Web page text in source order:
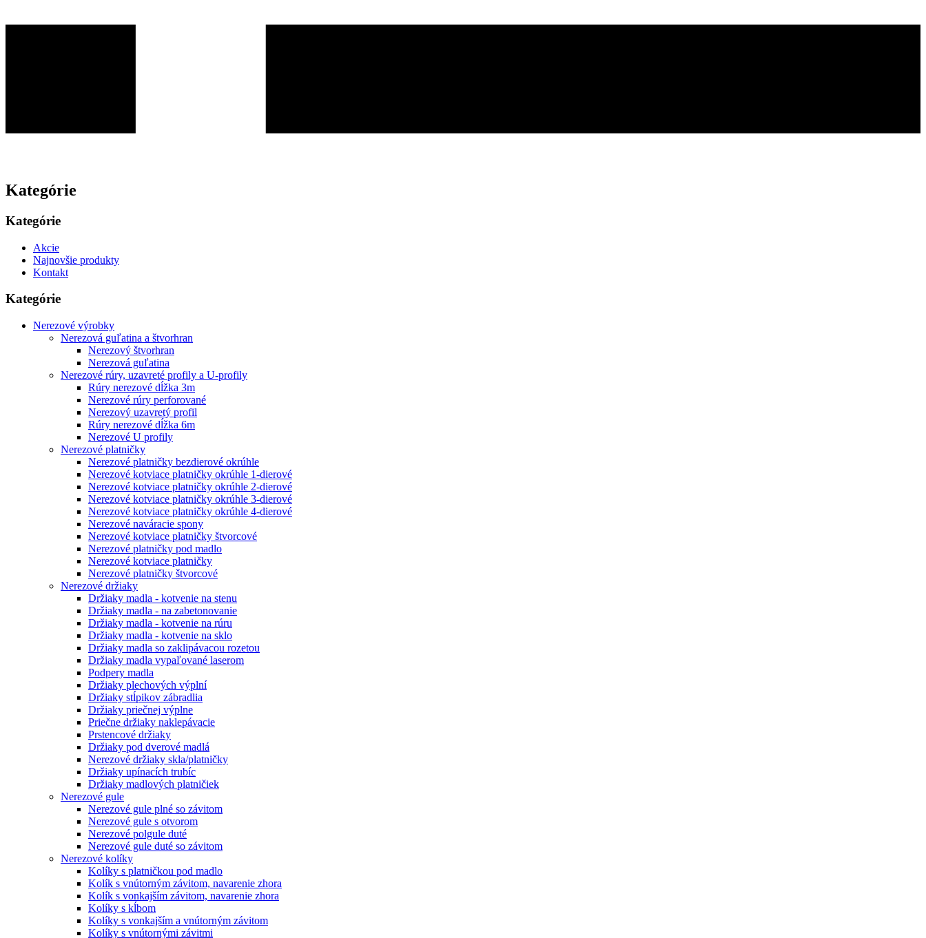
Kategórie
Kategórie
Akcie
Najnovšie produkty
Kontakt
Kategórie
Nerezové výrobky
Nerezová guľatina a štvorhran
Nerezový štvorhran
Nerezová guľatina
Nerezové rúry, uzavreté profily a U-profily
Rúry nerezové dĺžka 3m
Nerezové rúry perforované
Nerezový uzavretý profil
Rúry nerezové dĺžka 6m
Nerezové U profily
Nerezové platničky
Nerezové platničky bezdierové okrúhle
Nerezové kotviace platničky okrúhle 1-dierové
Nerezové kotviace platničky okrúhle 2-dierové
Nerezové kotviace platničky okrúhle 3-dierové
Nerezové kotviace platničky okrúhle 4-dierové
Nerezové naváracie spony
Nerezové kotviace platničky štvorcové
Nerezové platničky pod madlo
Nerezové kotviace platničky
Nerezové platničky štvorcové
Nerezové držiaky
Držiaky madla - kotvenie na stenu
Držiaky madla - na zabetonovanie
Držiaky madla - kotvenie na rúru
Držiaky madla - kotvenie na sklo
Držiaky madla so zaklipávacou rozetou
Držiaky madla vypaľované laserom
Podpery madla
Držiaky plechových výplní
Držiaky stĺpikov zábradlia
Držiaky priečnej výplne
Priečne držiaky naklepávacie
Prstencové držiaky
Držiaky pod dverové madlá
Nerezové držiaky skla/platničky
Držiaky upínacích trubíc
Držiaky madlových platničiek
Nerezové gule
Nerezové gule plné so závitom
Nerezové gule s otvorom
Nerezové polgule duté
Nerezové gule duté so závitom
Nerezové kolíky
Kolíky s platničkou pod madlo
Kolík s vnútorným závitom, navarenie zhora
Kolík s vonkajším závitom, navarenie zhora
Kolíky s kĺbom
Kolíky s vonkajším a vnútorným závitom
Kolíky s vnútornými závitmi